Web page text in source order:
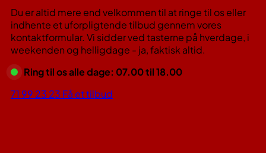
Du er altid mere end velkommen til at ringe til os eller
indhente et uforpligtende tilbud gennem vores
kontaktformular. Vi sidder ved tasterne på hverdage, i
weekenden og helligdage - ja, faktisk altid.
Ring til os alle dage: 07.00 til 18.00
71 99 23 23 Få et tilbud